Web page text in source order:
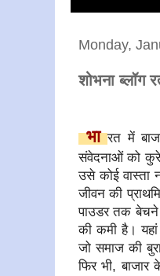
Monday,
शोभना ब्लॉग
भारत में
संवेदनाओं को
उसे कोई वास्ता
जीवन की
पाउडर तक बेचने
की कमी है।
जो समाज की
फिर भी,